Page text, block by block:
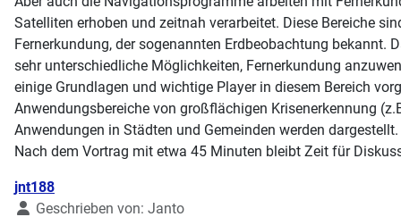
Satelliten erhoben und zeitnah verarbeitet. Diese Bereiche
Fernerkundung, der sogenannten Erdbeobachtung bekannt.
sehr unterschiedliche Möglichkeiten, Fernerkundung
einige Grundlagen und wichtige Player in diesem Bereich
Anwendungsbereiche von großflächigen Krisenerkennung
Anwendungen in Städten und Gemeinden werden dargestellt.
Nach dem Vortrag mit etwa 45 Minuten bleibt Zeit für
Details
jnt188
Geschrieben von: Janto